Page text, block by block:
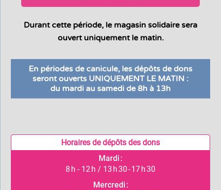
Durant cette période, le magasin solidaire sera
ouvert uniquement le matin.
En périodes de canicule, les dépôts de dons
seront ouverts UNIQUEMENT LE MATIN :
du mardi au samedi de 8h à 13h
Horaires de dépôts des dons
Mardi :
8 h - 12 h / 13 h 30 - 17 h 30
Mercredi :